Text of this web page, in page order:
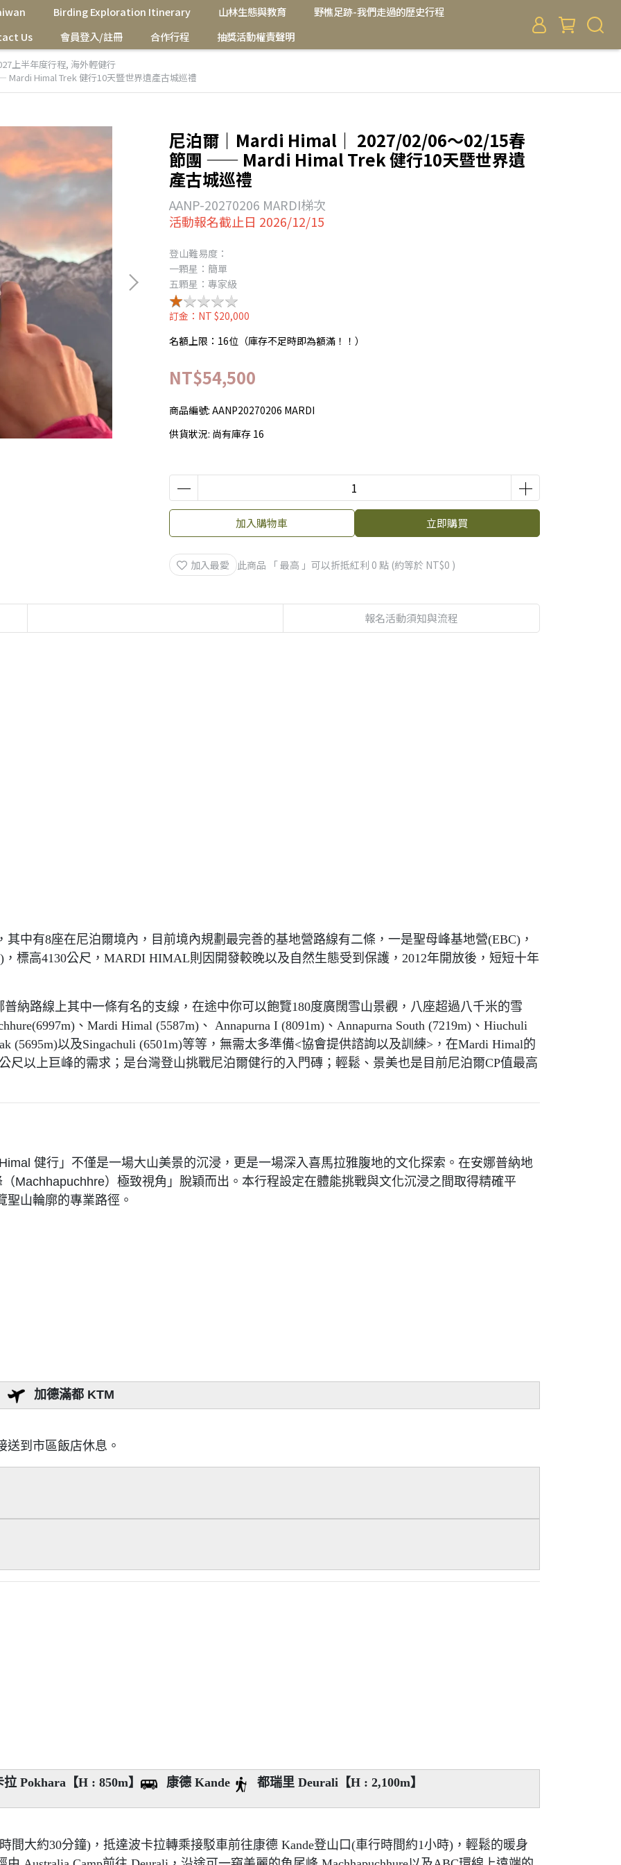
Birding Exploration Itinerary 山林生態與教育
野樵足跡-我們走過的歷史行程
Us
會員登入/註冊 合作行程 抽獎活動權責聲明
上半年度行程, 海外輕健行
Himal Trek 健行10天暨世界遺產古城巡禮
尼泊爾｜Mardi Himal｜ 2027/02/06～02/15春
節團 —— Mardi Himal Trek 健行10天暨世界遺
產古城巡禮
AANP-20270206 MARDI梯次
活動報名截止日 2026/12/15
登山難易度：
一顆星：簡單
五顆星：專家級
★★★★★
★★★★★
訂金：NT $20,000
名額上限：16位（庫存不足時即為額滿！！）
NT$54,500
商品編號: AANP20270206 MARDI
供貨狀況: 尚有庫存 16
加入購物車 立即購買
加入最愛 此商品 「 最高 」可以折抵紅利 0 點 (約等於 NT$0 )
報名活動須知與流程
其中有8座在尼泊爾境內，目前境內規劃最完善的基地營路線有二條，一是聖母峰基地營(EBC)，
標高4130公尺，MARDI HIMAL則因開發較晚以及自然生態受到保護，2012年開放後，短短十年
納路線上其中一條有名的支線，在途中你可以飽覽180度廣闊雪山景觀，八座超過八千米的雪
、Mardi Himal (5587m)、 Annapurna I (8091m)、Annapurna South (7219m)、Hiuchuli
(5695m)以及Singachuli (6501m)等等，無需太多準備<協會提供諮詢以及訓練>，在Mardi Himal的
尺以上巨峰的需求；是台灣登山挑戰尼泊爾健行的入門磚；輕鬆、景美也是目前尼泊爾CP值最高
健行」不僅是一場大山美景的沉浸，更是一場深入喜馬拉雅腹地的文化探索。在安娜普納地
Machhapuchhre）極致視角」脫穎而出。本行程設定在體能挑戰與文化沉浸之間取得精確平
山輪廓的專業路徑。
加德滿都 KTM
到市區飯店休息。
Pokhara【H : 850m】 康德 Kande 都瑞里 Deurali【H : 2,100m】
間大約30分鐘)，抵達波卡拉轉乘接駁車前往康德 Kande登山口(車行時間約1小時)，輕鬆的暖身